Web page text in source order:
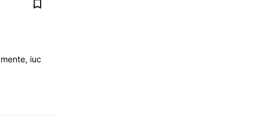
iuc